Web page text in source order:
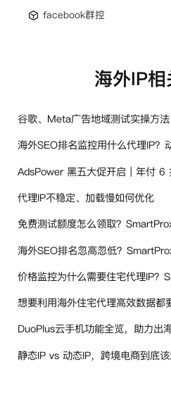
facebook群控
海外IP
代理IP不稳定、加载慢如何优化
静态IP vs 动态IP，跨境电商到底该